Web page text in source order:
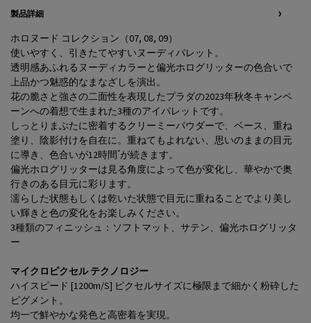
製品詳細
ホロヌード コレクション（07, 08, 09）
使いやすく、引きたてやすいヌーディパレット。
透明感あふれるヌーディカラーと偏光ホログリッターの色合いで
上品かつ魅惑的なまなざしを演出。
花の脆さと強さの二面性を表現したプラダの2023年秋冬キャンペ
ーンへの着想で生まれた3種のアイパレットです。
しっとりまぶたに密着するクリーミーパウダーで、ベース、重ね
塗り、陰影付けを自在に。重ねてもよれない、思いのままの目元
に導き、色合いが12時間*が続きます。
偏光ホログリッターは見る角度によって色が変化し、華やかで奥
行きのある目元に彩ります。
濡らした状態もしくは乾いた状態で目元に重ねることでより美し
い輝きと色の変化をお楽しみください。
3種類のフィニッシュ：ソフトマット、サテン、偏光ホログリッタ
ー
マイクロピクセル テクノロジー
ハイスピード [1200m/S] ピクセルサイズに極限まで細かく粉砕した
ピグメント。
均一で鮮やかな発色と高密着を実現。